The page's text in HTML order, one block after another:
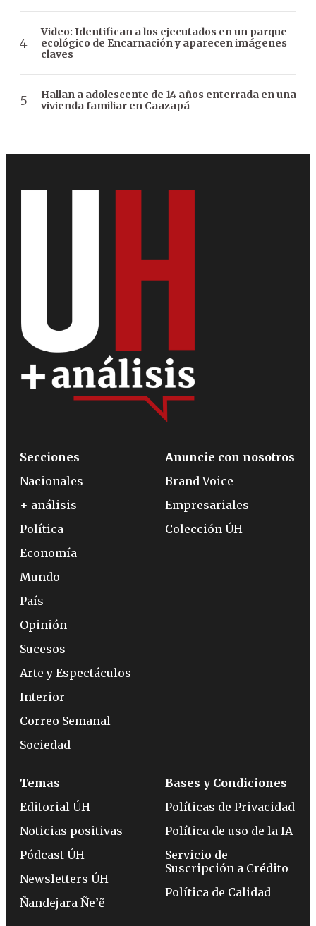
Video: Identifican a los ejecutados en un parque
ecológico de Encarnación y aparecen imágenes
claves
Hallan a adolescente de 14 años enterrada en una
vivienda familiar en Caazapá
Secciones
Nacionales
+ análisis
Política
Economía
Mundo
País
Opinión
Sucesos
Arte y Espectáculos
Interior
Correo Semanal
Sociedad
Anuncie con nosotros
Brand Voice
Empresariales
Colección ÚH
Temas
Editorial ÚH
Noticias positivas
Pódcast ÚH
Newsletters ÚH
Ñandejara Ñe’ẽ
Bases y Condiciones
Políticas de Privacidad
Política de uso de la IA
Servicio de
Suscripción a Crédito
Política de Calidad